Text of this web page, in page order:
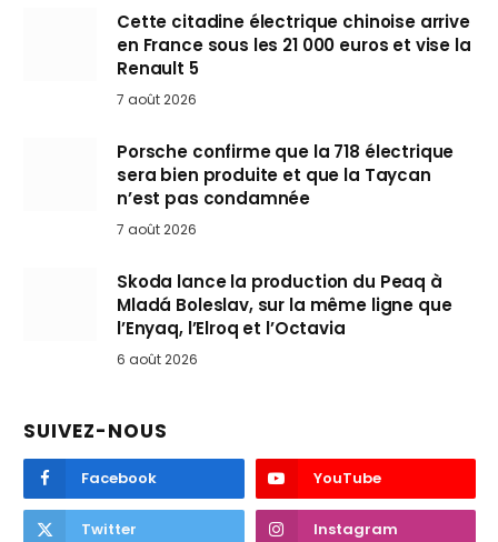
Cette citadine électrique chinoise arrive
en France sous les 21 000 euros et vise la
Renault 5
7 août 2026
Porsche confirme que la 718 électrique
sera bien produite et que la Taycan
n’est pas condamnée
7 août 2026
Skoda lance la production du Peaq à
Mladá Boleslav, sur la même ligne que
l’Enyaq, l’Elroq et l’Octavia
6 août 2026
SUIVEZ-NOUS
Facebook YouTube
Twitter Instagram